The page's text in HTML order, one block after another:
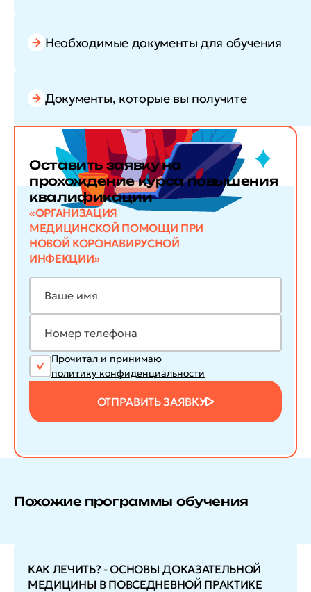
Необходимые документы для обучения
Документы, которые вы получите
Оставить заявкуна
прохождение курса повышения
квалификации
«ОРГАНИЗАЦИЯ
МЕДИЦИНСКОЙ ПОМОЩИ ПРИ
НОВОЙ КОРОНАВИРУСНОЙ
ИНФЕКЦИИ»
Прочитал и принимаю
политику конфиденциальности
ОТПРАВИТЬ ЗАЯВКУ
Похожие программы обучения
КАК ЛЕЧИТЬ? - ОСНОВЫ ДОКАЗАТЕЛЬНОЙ
МЕДИЦИНЫ В ПОВСЕДНЕВНОЙ ПРАКТИКЕ